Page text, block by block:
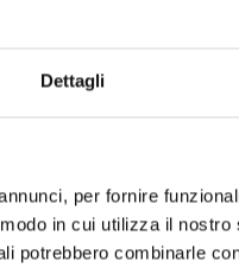
Dettagli
per fornire
in cui utilizza il
potrebbero combinarle
L’energia per
13 Maggio 2021